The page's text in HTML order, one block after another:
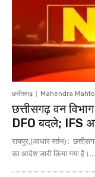
छत्तीसगढ़ Mahendra Mahto
छत्तीसगढ़ वन
DFO बदले; IFS
रायपुर,(आधार स्तंभ) :
का आदेश जारी किया गया है।...